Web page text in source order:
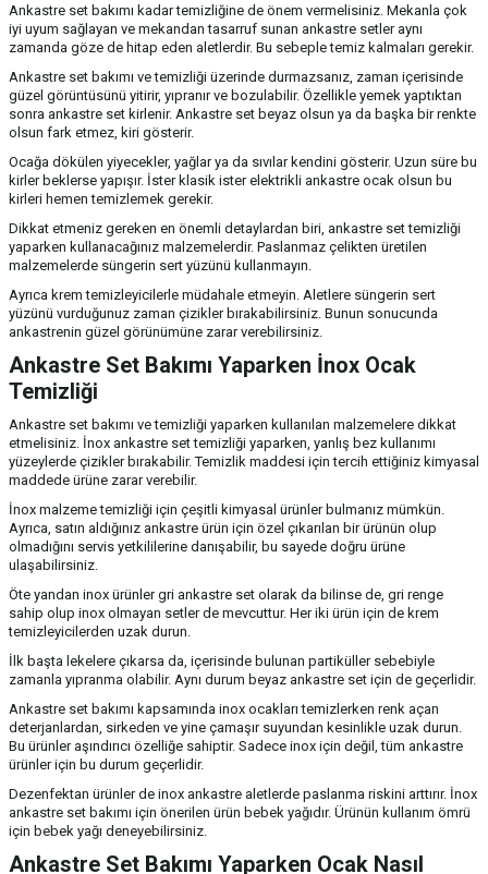
Ankastre set bakımı kadar temizliğine de önem vermelisiniz. Mekanla çok
iyi uyum sağlayan ve mekandan tasarruf sunan ankastre setler aynı
zamanda göze de hitap eden aletlerdir. Bu sebeple temiz kalmaları gerekir.
Ankastre set bakımı ve temizliği üzerinde durmazsanız, zaman içerisinde
güzel görüntüsünü yitirir, yıpranır ve bozulabilir. Özellikle yemek yaptıktan
sonra ankastre set kirlenir. Ankastre set beyaz olsun ya da başka bir renkte
olsun fark etmez, kiri gösterir.
Ocağa dökülen yiyecekler, yağlar ya da sıvılar kendini gösterir. Uzun süre bu
kirler beklerse yapışır. İster klasik ister elektrikli ankastre ocak olsun bu
kirleri hemen temizlemek gerekir.
Dikkat etmeniz gereken en önemli detaylardan biri, ankastre set temizliği
yaparken kullanacağınız malzemelerdir. Paslanmaz çelikten üretilen
malzemelerde süngerin sert yüzünü kullanmayın.
Ayrıca krem temizleyicilerle müdahale etmeyin. Aletlere süngerin sert
yüzünü vurduğunuz zaman çizikler bırakabilirsiniz. Bunun sonucunda
ankastrenin güzel görünümüne zarar verebilirsiniz.
Ankastre Set Bakımı Yaparken İnox Ocak
Temizliği
Ankastre set bakımı ve temizliği yaparken kullanılan malzemelere dikkat
etmelisiniz. İnox ankastre set temizliği yaparken, yanlış bez kullanımı
yüzeylerde çizikler bırakabilir. Temizlik maddesi için tercih ettiğiniz kimyasal
maddede ürüne zarar verebilir.
İnox malzeme temizliği için çeşitli kimyasal ürünler bulmanız mümkün.
Ayrıca, satın aldığınız ankastre ürün için özel çıkarılan bir ürünün olup
olmadığını servis yetkililerine danışabilir, bu sayede doğru ürüne
ulaşabilirsiniz.
Öte yandan inox ürünler gri ankastre set olarak da bilinse de, gri renge
sahip olup inox olmayan setler de mevcuttur. Her iki ürün için de krem
temizleyicilerden uzak durun.
İlk başta lekelere çıkarsa da, içerisinde bulunan partiküller sebebiyle
zamanla yıpranma olabilir. Aynı durum beyaz ankastre set için de geçerlidir.
Ankastre set bakımı kapsamında inox ocakları temizlerken renk açan
deterjanlardan, sirkeden ve yine çamaşır suyundan kesinlikle uzak durun.
Bu ürünler aşındırıcı özelliğe sahiptir. Sadece inox için değil, tüm ankastre
ürünler için bu durum geçerlidir.
Dezenfektan ürünler de inox ankastre aletlerde paslanma riskini arttırır. İnox
ankastre set bakımı için önerilen ürün bebek yağıdır. Ürünün kullanım ömrü
için bebek yağı deneyebilirsiniz.
Ankastre Set Bakımı Yaparken Ocak Nasıl